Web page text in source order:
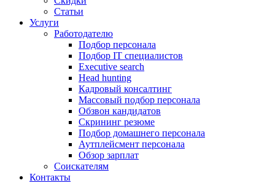
Статьи
Услуги
Работодателю
Подбор персонала
Подбор IT специалистов
Еxecutive search
Head hunting
Кадровый консалтинг
Массовый подбор персонала
Обзвон кандидатов
Скрининг резюме
Подбор домашнего персонала
Аутплейсмент персонала
Обзор зарплат
Соискателям
Контакты